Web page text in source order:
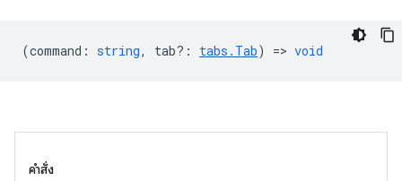
(command : string, tab? : tabs.Tab) => void
คำสั่ง